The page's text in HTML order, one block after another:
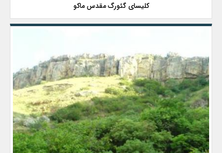
کلیسای گئورگ مقدس ماکو